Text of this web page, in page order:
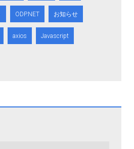
ODP.NET お知らせ
axios Javascript